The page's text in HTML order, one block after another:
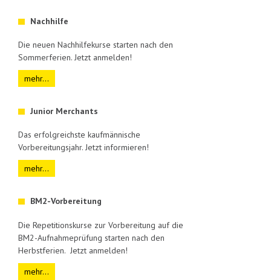
Nachhilfe
Die neuen Nachhilfekurse starten nach den
Sommerferien. Jetzt anmelden!
mehr...
Junior Merchants
Das erfolgreichste kaufmännische
Vorbereitungsjahr. Jetzt informieren!
mehr...
BM2-Vorbereitung
Die Repetitionskurse zur Vorbereitung auf die
BM2-Aufnahmeprüfung starten nach den
Herbstferien. Jetzt anmelden!
mehr...